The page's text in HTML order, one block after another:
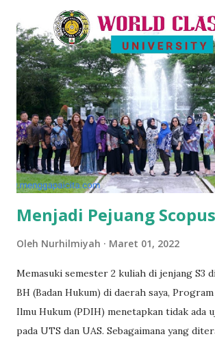
kadang meleset, bahkan tidak masuk. Ada
jam jadi pukul 14.00 WIB, ke pukul 17.00
terakhir jam sembilan malam. Alhamdulillah
anak saya bisa memahami kondisi ini.
waktu untuk saya, dengan kesibukan terus
menatap layar monitor laptop, suatu
mengajukan pertanyaan pada sang
menjawab pertanyaan profesor dan teman-
kelas S3 Ilmu Hukum angkatan 2021 /
Berbagai...
Menjadi Pejuang Scopus
Oleh Nurhilmiyah Maret 01, 2022
Memasuki semester 2 kuliah di jenjang S3
BH (Badan Hukum) di daerah saya,
Ilmu Hukum (PDIH) menetapkan tidak ada
pada UTS dan UAS. Sebagaimana yang